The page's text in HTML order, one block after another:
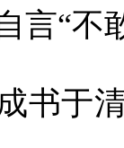
言“不
书于